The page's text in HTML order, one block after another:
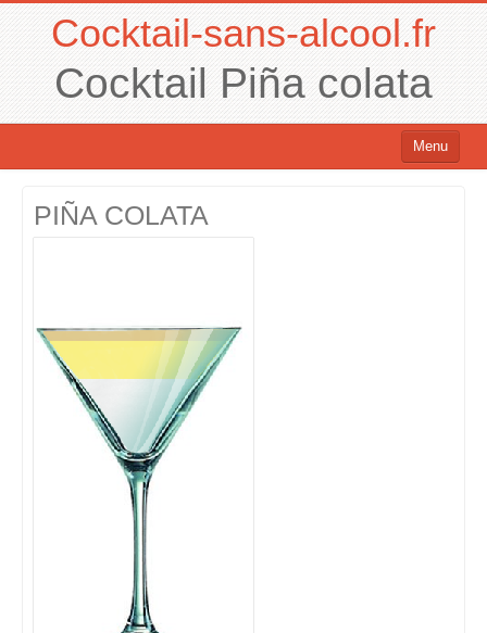
Cocktail-sans-alcool.fr
Cocktail Piña colata
Menu
Cocktails avec alcool
PIÑA COLATA